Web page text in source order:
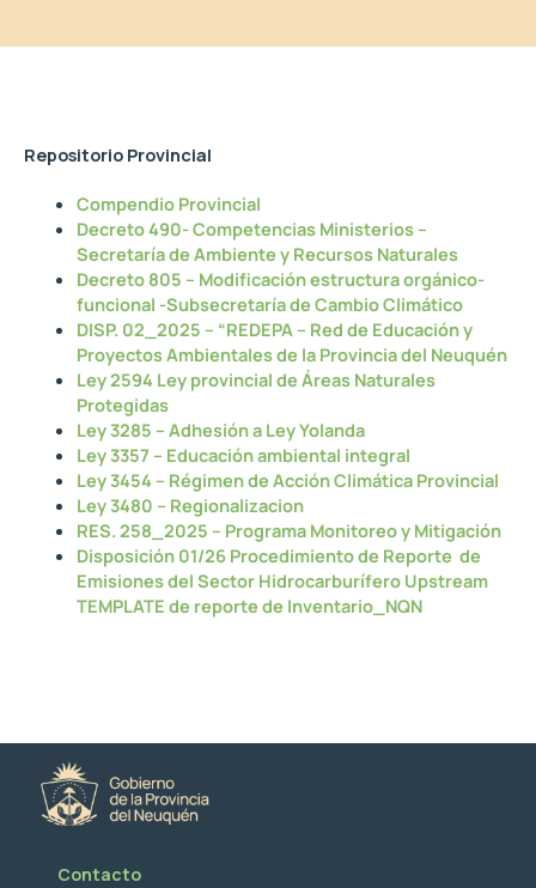
Repositorio Provincial
Compendio Provincial
Decreto 490- Competencias Ministerios –
Secretaría de Ambiente y Recursos Naturales
Decreto 805 – Modificación estructura orgánico-
funcional -Subsecretaría de Cambio Climático
DISP. 02_2025 – “REDEPA – Red de Educación y
Proyectos Ambientales de la Provincia del Neuquén
Ley 2594 Ley provincial de Áreas Naturales
Protegidas
Ley 3285 – Adhesión a Ley Yolanda
Ley 3357 – Educación ambiental integral
Ley 3454 – Régimen de Acción Climática Provincial
Ley 3480 – Regionalizacion
RES. 258_2025 – Programa Monitoreo y Mitigación
Disposición 01/26 Procedimiento de Reporte de
Emisiones del Sector Hidrocarburífero Upstream
TEMPLATE de reporte de Inventario_NQN
Contacto